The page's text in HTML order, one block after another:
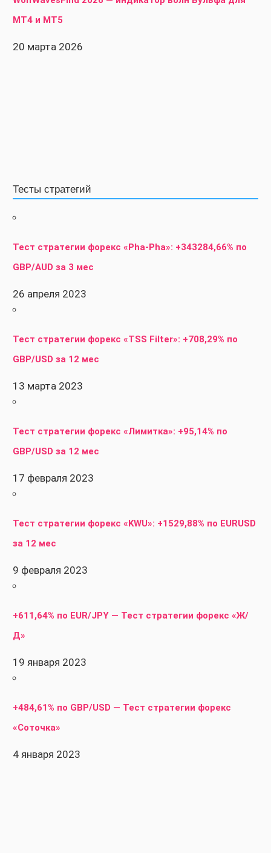
MT4 и MT5
20 марта 2026
Тесты стратегий
Тест стратегии форекс «Pha-Pha»: +343284,66% по
GBP/AUD за 3 мес
26 апреля 2023
Тест стратегии форекс «TSS Filter»: +708,29% по
GBP/USD за 12 мес
13 марта 2023
Тест стратегии форекс «Лимитка»: +95,14% по
GBP/USD за 12 мес
17 февраля 2023
Тест стратегии форекс «KWU»: +1529,88% по EURUSD
за 12 мес
9 февраля 2023
+611,64% по EUR/JPY — Тест стратегии форекс «Ж/
Д»
19 января 2023
+484,61% по GBP/USD — Тест стратегии форекс
«Соточка»
4 января 2023